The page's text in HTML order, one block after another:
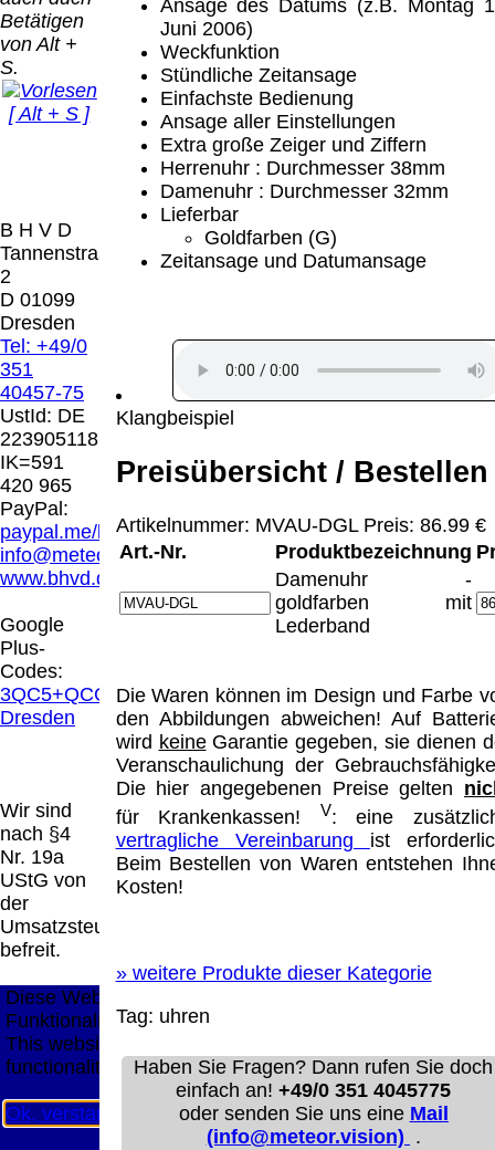
Betätigen
von Alt +
S.
[ Alt + S ]
B H V D
Tannenstrasse
2
D 01099
Dresden
Tel: +49/0
351
40457-75
UstId: DE
223905118
IK=591
420 965
PayPal:
paypal.me/blindenhilfsmittel
info@meteor.vision
www.bhvd.de
Google
Plus-
Codes:
3QC5+QCG
Dresden
Wir sind
nach §4
Nr. 19a
UStG von
der
Umsatzsteuer
befreit.
Ansage des Datums (z.B. Montag
Juni 2006)
Weckfunktion
Stündliche Zeitansage
Einfachste Bedienung
Ansage aller Einstellungen
Extra große Zeiger und Ziffern
Herrenuhr : Durchmesser 38mm
Damenuhr : Durchmesser 32mm
Lieferbar
Goldfarben (G)
Zeitansage und Datumansage
Klangbeispiel
Preisübersicht / Bestellen
Artikelnummer: MVAU-DGL Preis: 86.99 €
Art.-Nr.
Produktbezeichnung
Damenuhr -
goldfarben mit
Lederband
Die Waren können im Design und Farbe
den Abbildungen abweichen! Auf
wird keineGarantie gegeben, sie dienen
Veranschaulichung der
Die hier angegebenen Preise gelten
für Krankenkassen!
V: eine
vertragliche Vereinbarung ist
Beim Bestellen von Waren entstehen
Kosten!
»weitere Produkte dieser Kategorie
Tag: uhren
Haben Sie Fragen? Dann rufen Sie doch
einfach an!+49/0 351 4045775
oder senden Sie uns eine Mail
(info@meteor.vision) .
Der Versand erfolgt
als versichertes
Paket.
Selbstabholung
vom Büro oder
von
Ausstellungen:
0.00 €
erhalten Sie per
Email z.B. einen
Lizenzschlüssel
und die
Rechnung /
Lieferschein. Sie
erhalten also
Datenträger
Die in diesem Dokument genannten
Warenzeichen sind Eigentum der jeweiligen
Firmen. Preisänderungen, Irrtümer und
technische Änderungen vorbehalten.
letzte Änderung: 21. Februar 2026 Blinden
Hilfsmittel Vertrieb Dresden,
Mit einem Urteil vom 12.05.1998 - 312 O
85/98 - Haftung für Links hat das Landgericht
Hamburg entschieden, dass man durch die
Anbringung eines Links, die Inhalte der
gelinkten Seite ggf. mit zu verantworten hat.
Dieses kann nur dadurch verhindert werden,
dass man sich ausdrücklich von diesen
Inhalten distanziert. Hiermit distanzieren wir
uns ausdrücklich von allen Inhalten, aller
gelinkten Seiten auf unserer Homepage und
machen uns diese Inhalte nicht zu eigen.
Diese Erklärung gilt für alle auf unserer
Homepage angebrachten Links.
Die Europäische Kommission stellt eine
Plattform zur Online-Streitbeilegung (OS)
bereit. Die Plattform finden Sie unter
http://ec.europa.eu/consumers/odr/
Unsere E-
Mailadresse lautet:info@meteor.vision.
Seitenanfang Impressum AGB
Widerruf
Datenschutz Urheberrechte
Katalog (PDF)
2026
Wir
große Anzeige
Diese Website nutzt Cookies, um bestmögliche
Funktionalität bieten zu können.
This website uses cookies to provide the best possible
functionality.
Ok, verstanden Mehr Infos